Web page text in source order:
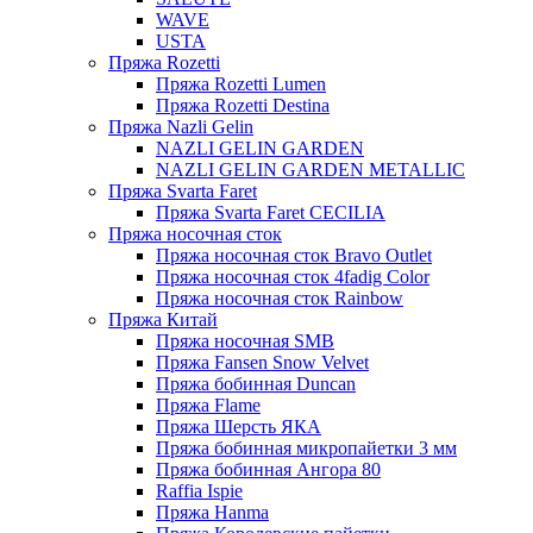
WAVE
USTA
Пряжа Rozetti
Пряжа Rozetti Lumen
Пряжа Rozetti Destina
Пряжа Nazli Gelin
NAZLI GELIN GARDEN
NAZLI GELIN GARDEN METALLIC
Пряжа Svarta Faret
Пряжа Svarta Faret CECILIA
Пряжа носочная сток
Пряжа носочная сток Bravo Outlet
Пряжа носочная сток 4fadig Color
Пряжа носочная сток Rainbow
Пряжа Китай
Пряжа носочная SMB
Пряжа Fansen Snow Velvet
Пряжа бобинная Duncan
Пряжа Flame
Пряжа Шерсть ЯКА
Пряжа бобинная микропайетки 3 мм
Пряжа бобинная Ангора 80
Raffia Ispie
Пряжа Hanma